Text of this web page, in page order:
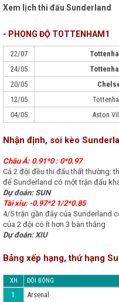
Xem lịch thi đấu Sunderland
- PHONG ĐỘ TOTTENHAM1
22/07
24/05
20/05
12/05
04/05
Aston
Nhận định, soi kèo
Châu Á: 0.91*0 : 0*0.97
Cả 2 đội đều thi đấu thất thường:
để Sunderland có một trận đấu
Dự đoán: SUN
Tài xỉu: -0.97*2 1/2*0.85
4/5 trận gần đây của Sunderland
của 2 đội có ít hơn 3 bàn thắng
Dự đoán: XIU
Bảng xếp hạng, thứ hạng
XH ĐỘI BÓNG
1. Arsenal